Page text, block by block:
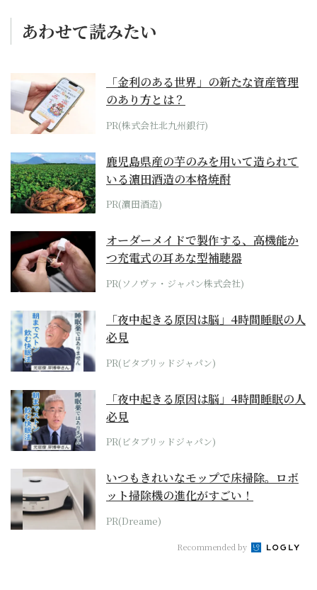
あわせて読みたい
「金利のある世界」の新たな資産管理
のあり方とは？
PR(株式会社北九州銀行)
鹿児島県産の芋のみを用いて造られて
いる濵田酒造の本格焼酎
PR(濵田酒造)
オーダーメイドで製作する、高機能か
つ充電式の耳あな型補聴器
PR(ソノヴァ・ジャパン株式会社)
「夜中起きる原因は脳」4時間睡眠の人
必見
PR(ビタブリッドジャパン)
「夜中起きる原因は脳」4時間睡眠の人
必見
PR(ビタブリッドジャパン)
いつもきれいなモップで床掃除。ロボ
ット掃除機の進化がすごい！
PR(Dreame)
Recommended by